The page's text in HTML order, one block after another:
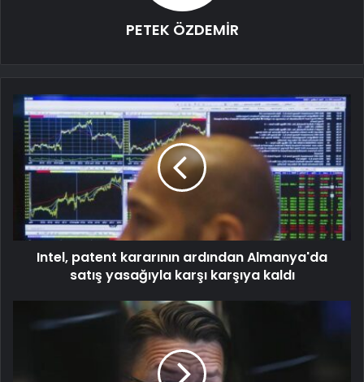
PETEK ÖZDEMİR
Intel, patent kararının ardından Almanya'da
satış yasağıyla karşı karşıya kaldı